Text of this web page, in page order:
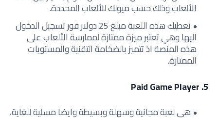
الألعاب وذلك حسب ميولك للألعاب المحددة.
تعطيك هذه اللعبة مبلغ 25 دولار فور تسجيل الدخول
اليها وهي تعتبر ميزة ممتازة لممارسة الألعاب على
هذه المنصة اذ تتميز بالضخامة التقنية والمستويات
الممتازة.
5. Paid Game Player
هي لعبة مجانية وسهلة وبسيطة وايضا مسلية للغاية،